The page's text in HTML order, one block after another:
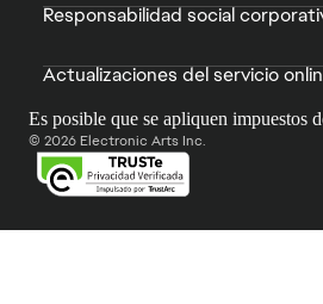
Responsabilidad social
Actualizaciones del servicio
Es posible que se apliquen impuestos
© 2026 Electronic Arts Inc.